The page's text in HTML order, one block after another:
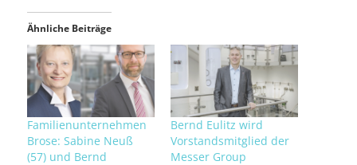
Ähnliche Beiträge
Familienunternehmen
Brose: Sabine Neuß
(57) und Bernd
Bernd Eulitz wird
Vorstandsmitglied der
Messer Group